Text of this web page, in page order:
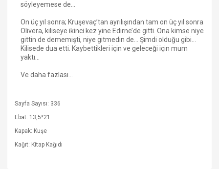
söyleyemese de…
On üç yıl sonra; Kruşevaç’tan ayrılışından tam on üç yıl sonra
Olivera, kiliseye ikinci kez yine Edirne’de gitti. Ona kimse niye
gittin de dememişti, niye gitmedin de… Şimdi olduğu gibi…
Kilisede dua etti. Kaybettikleri için ve geleceği için mum
yaktı…
Ve daha fazlası…
Sayfa Sayısı: 336
Ebat: 13,5*21
Kapak: Kuşe
Kağıt: Kitap Kağıdı